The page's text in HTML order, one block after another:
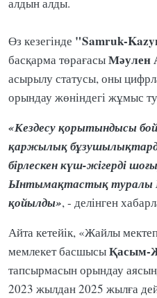
алдын алды.
Өз кезегінде "Samruk-
басқарма төрағасыМәулен
асырылу статусы, оны
орындау жөніндегі жұмыс
«Кездесу қорытындысы
қаржылық
бірлескен күш-жігерді
Ынтымақтастық туралы
қойылды», - делінген
Айта кетейік, «Жайлы
мемлекет басшысыҚасым-
тапсырмасын орындау
2023 жылдан 2025 жылға